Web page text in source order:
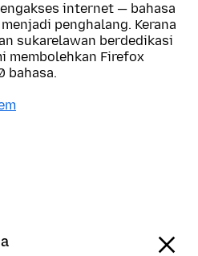
internet — bahasa
penghalang. Kerana
sukarelawan berdedikasi
membolehkan Firefox
bahasa.